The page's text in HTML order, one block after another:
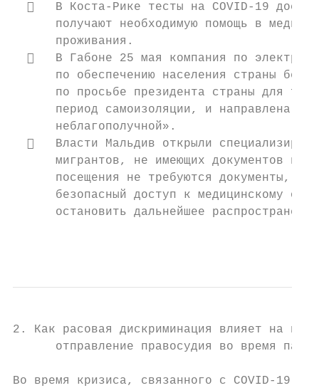
   В Коста-Рике тесты на COVID-19
получают необходимую помощь в
      проживания.
   В Габоне 25 мая компания по
по обеспечению населения страны
по просьбе президента страны для
период самоизоляции, и направлена
      неблагополучной».
   Власти Мальдив открыли
мигрантов, не имеющих документов
посещения не требуются документы,
безопасный доступ к медицинскому
остановить дальнейшее
2. Как расовая дискриминация влияет на
отправление правосудия во время
Во время кризиса, связанного с COVID-19,